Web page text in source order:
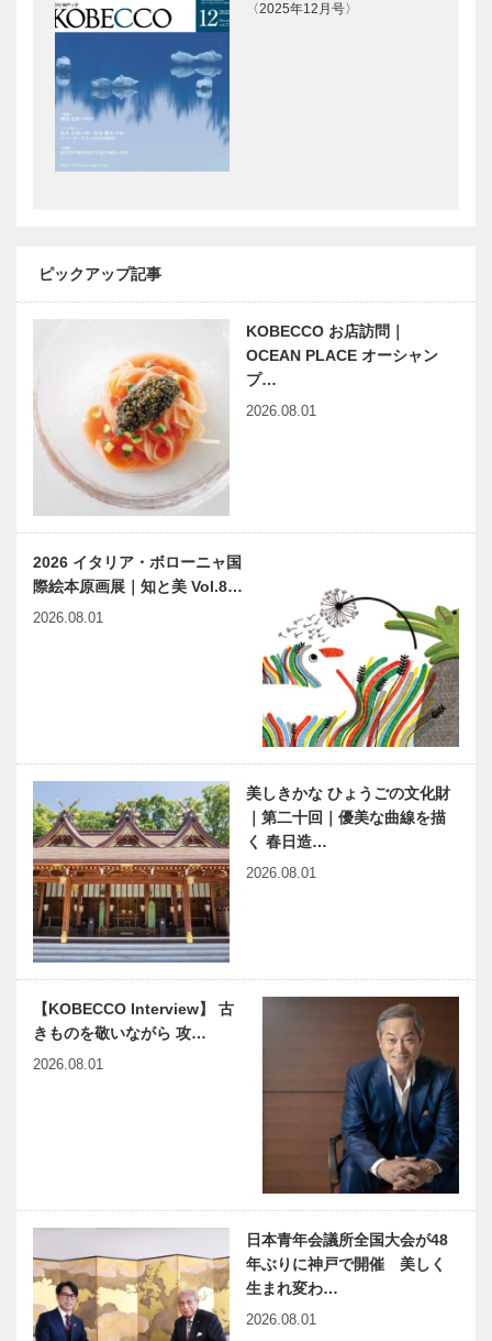
〈2025年12月号〉
ピックアップ記事
KOBECCO お店訪問｜
OCEAN PLACE オーシャン
プ…
2026.08.01
2026 イタリア・ボローニャ国
際絵本原画展｜知と美 Vol.8…
2026.08.01
美しきかな ひょうごの文化財
｜第二十回｜優美な曲線を描
く 春日造…
2026.08.01
【KOBECCO Interview】 古
きものを敬いながら 攻…
2026.08.01
日本青年会議所全国大会が48
年ぶりに神戸で開催 美しく
生まれ変わ…
2026.08.01